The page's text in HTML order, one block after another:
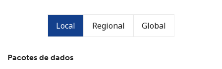
Local Regional Global
Pacotes de dados